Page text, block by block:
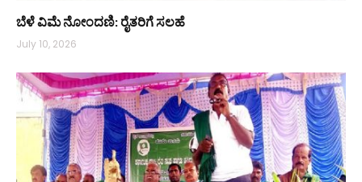
ಬೆಳೆ ವಿಮೆ ನೋಂದಣಿ: ರೈತರಿಗೆ ಸಲಹೆ
July 10, 2026